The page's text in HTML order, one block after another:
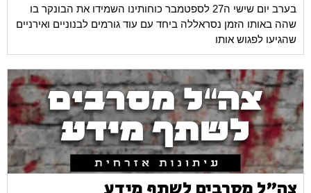
בערב יום שישי ה27 לספטמבר כוחותינו השמידו את הבונקר בו
שהה באותו הזמן נסראללה ביחד עם עוד גורמים לבנוניים ואירניים
שהגיעו לפגוש אותו